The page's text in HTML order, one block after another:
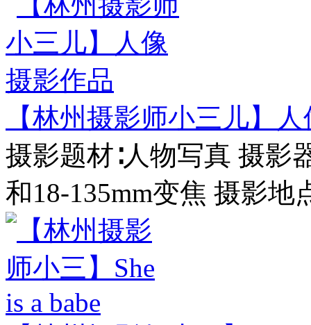
【林州摄影师小三儿】
摄影题材∶人物写真 摄影
和18-135mm变焦 摄影地